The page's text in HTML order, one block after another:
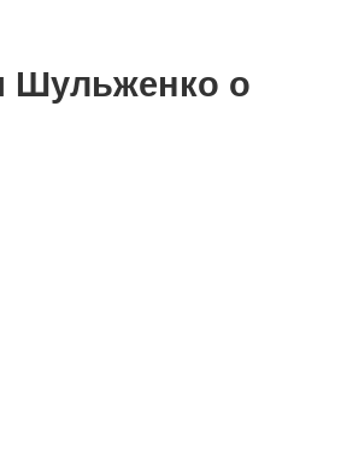
Шульженко о